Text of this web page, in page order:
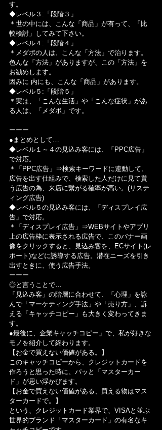
す。
◆レベル３:「段階３」
＊世の中には、こんな「商品」が有って、「比
較検討」してみて下さい。
◆レベル４:「段階４」
＊メダボの人は、こんな「方法」で治ります。
色んな「方法」がありますが、この「方法」を
お勧めします。
因みに 内にも、こんな「商品」があります。
◆レベル５:「段階５」
＊実は、「こんな生活」や「こんな症状」があ
る人は、「メダボ」です。
ーーー
●まとめとして…
◆レベル１～４の見込み客には、「PPC広告」
で対応。
＊「PPC広告」⇒検索キーワードに連動して、
広告を出す仕組みで、検索した人だけに見て貰
う広告の為、来店に繋がる確率が高い。(リステ
ィング広告)
◆レベル５の見込み客には、「ディスプレイ広
告」で対応。
＊「ディスプレイ広告」⇒WEBサイトやアプリ
上の広告枠に表示される広告で、このバナー画
像をクリックすると、見込み客を、ECサイト(レ
ポート)などに誘導する広告。潜在ニーズを引き
出すときに、使う広告手法。
ーーー
◎と言うことで…
「見込み客」の階層に合わせて、「心理」を詠
んで「マーケティング手法」や「売り方」、訴
える「キャッチコピー」も大きく変わってきま
す。
●最後に、企業キャッチコピー」で、私が好きな
モノを紹介して終わります。
【お金で買えない価値がある。】
このキャッチコピーから、クレジットカードを
作ろうと思った時に、パッと「マスターカー
ド」が思い浮かびます。
【お金で買えない価値がある、買える物はマス
ターカードで。】
という、クレジットカード業界で、VISAと並ぶ
世界的ブランド「マスターカード」の有名なキ